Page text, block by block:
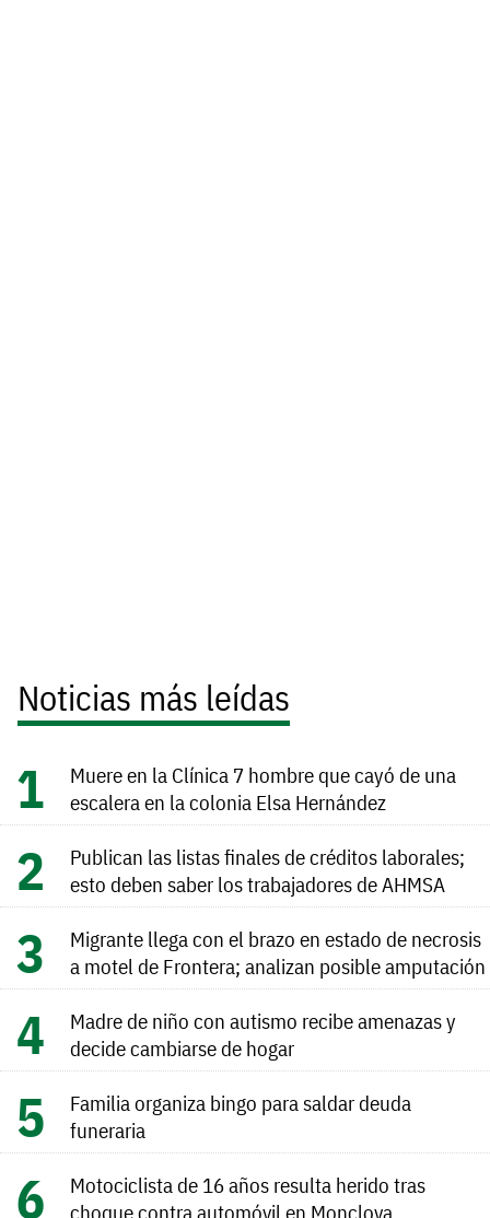
Noticias más leídas
Muere en la Clínica 7 hombre que cayó de una
escalera en la colonia Elsa Hernández
Publican las listas finales de créditos laborales;
esto deben saber los trabajadores de AHMSA
Migrante llega con el brazo en estado de necrosis
a motel de Frontera; analizan posible amputación
Madre de niño con autismo recibe amenazas y
decide cambiarse de hogar
Familia organiza bingo para saldar deuda
funeraria
Motociclista de 16 años resulta herido tras
choque contra automóvil en Monclova